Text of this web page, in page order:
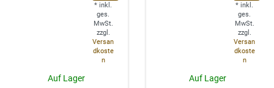
* inkl.
ges.
MwSt.
zzgl.
Versan
dkoste
n
Auf Lager
* inkl.
ges.
MwSt.
zzgl.
Versan
dkoste
n
Auf Lager